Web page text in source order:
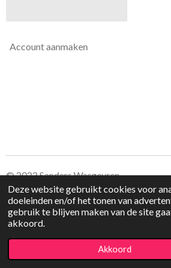
Deze website gebruikt cookies voor
doeleinden en/of het tonen van
gebruik te blijven maken van de site
akkoord.
Akkoord
Account aanmaken
© 2022 Sanders
Kaart